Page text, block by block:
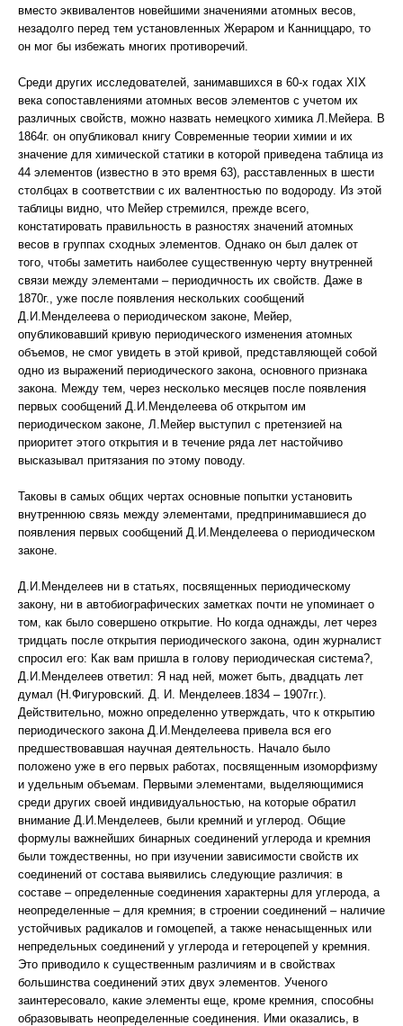
вместо эквивалентов новейшими значениями атомных весов,
незадолго перед тем установленных Жераром и Канниццаро, то
он мог бы избежать многих противоречий.
Среди других исследователей, занимавшихся в 60-х годах XIX
века сопоставлениями атомных весов элементов с учетом их
различных свойств, можно назвать немецкого химика Л.Мейера. В
1864г. он опубликовал книгу Современные теории химии и их
значение для химической статики в которой приведена таблица из
44 элементов (известно в это время 63), расставленных в шести
столбцах в соответствии с их валентностью по водороду. Из этой
таблицы видно, что Мейер стремился, прежде всего,
констатировать правильность в разностях значений атомных
весов в группах сходных элементов. Однако он был далек от
того, чтобы заметить наиболее существенную черту внутренней
связи между элементами – периодичность их свойств. Даже в
1870г., уже после появления нескольких сообщений
Д.И.Менделеева о периодическом законе, Мейер,
опубликовавший кривую периодического изменения атомных
объемов, не смог увидеть в этой кривой, представляющей собой
одно из выражений периодического закона, основного признака
закона. Между тем, через несколько месяцев после появления
первых сообщений Д.И.Менделеева об открытом им
периодическом законе, Л.Мейер выступил с претензией на
приоритет этого открытия и в течение ряда лет настойчиво
высказывал притязания по этому поводу.
Таковы в самых общих чертах основные попытки установить
внутреннюю связь между элементами, предпринимавшиеся до
появления первых сообщений Д.И.Менделеева о периодическом
законе.
Д.И.Менделеев ни в статьях, посвященных периодическому
закону, ни в автобиографических заметках почти не упоминает о
том, как было совершено открытие. Но когда однажды, лет через
тридцать после открытия периодического закона, один журналист
спросил его: Как вам пришла в голову периодическая система?,
Д.И.Менделеев ответил: Я над ней, может быть, двадцать лет
думал (Н.Фигуровский. Д. И. Менделеев.1834 – 1907гг.).
Действительно, можно определенно утверждать, что к открытию
периодического закона Д.И.Менделеева привела вся его
предшествовавшая научная деятельность. Начало было
положено уже в его первых работах, посвященным изоморфизму
и удельным объемам. Первыми элементами, выделяющимися
среди других своей индивидуальностью, на которые обратил
внимание Д.И.Менделеев, были кремний и углерод. Общие
формулы важнейших бинарных соединений углерода и кремния
были тождественны, но при изучении зависимости свойств их
соединений от состава выявились следующие различия: в
составе – определенные соединения характерны для углерода, а
неопределенные – для кремния; в строении соединений – наличие
устойчивых радикалов и гомоцепей, а также ненасыщенных или
непредельных соединений у углерода и гетероцепей у кремния.
Это приводило к существенным различиям и в свойствах
большинства соединений этих двух элементов. Ученого
заинтересовало, какие элементы еще, кроме кремния, способны
образовывать неопределенные соединения. Ими оказались, в